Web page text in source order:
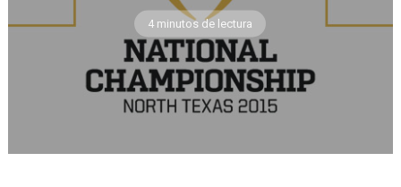
4 minutos de lectura